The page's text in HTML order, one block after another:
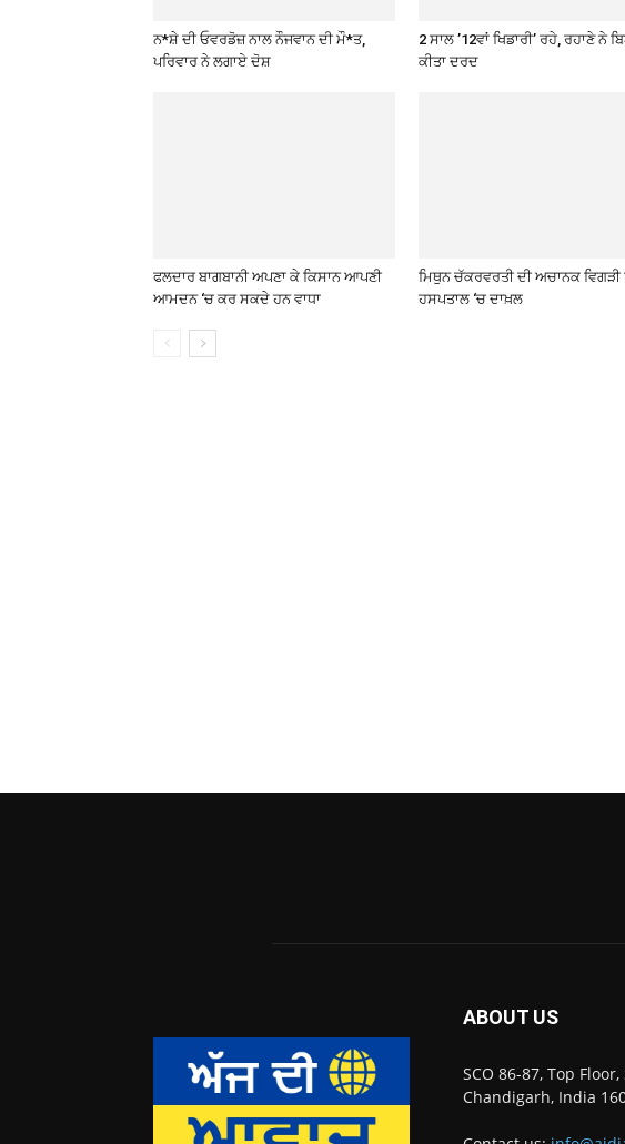
ਨ*ਸ਼ੇ ਦੀ ਓਵਰਡੋਜ਼ ਨਾਲ ਨੌਜਵਾਨ ਦੀ ਮੌ*ਤ,
ਪਰਿਵਾਰ ਨੇ ਲਗਾਏ ਦੋਸ਼
2 ਸਾਲ ’12ਵਾਂ ਖਿਡਾਰੀ’ ਰਹੇ, ਰਹਾਣੇ ਨੇ
ਕੀਤਾ ਦਰਦ
ਫਲਦਾਰ ਬਾਗਬਾਨੀ ਅਪਣਾ ਕੇ ਕਿਸਾਨ ਆਪਣੀ
ਆਮਦਨ ‘ਚ ਕਰ ਸਕਦੇ ਹਨ ਵਾਧਾ
ਮਿਥੁਨ ਚੱਕਰਵਰਤੀ ਦੀ ਅਚਾਨਕ ਵਿਗੜੀ
ਹਸਪਤਾਲ ‘ਚ ਦਾਖ਼ਲ
ABOUT US
SCO 86-87, Top
Chandigarh, India